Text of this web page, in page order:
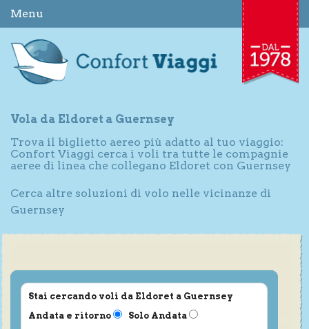
Menu
Vola da Eldoret a Guernsey
Trova il biglietto aereo più adatto al tuo viaggio:
Confort Viaggi cerca i voli tra tutte le compagnie
aeree di linea che collegano Eldoret con Guernsey
Cerca altre soluzioni di volo nelle vicinanze di
Guernsey
Stai cercando voli da Eldoret a Guernsey
Andata e ritorno
Solo Andata